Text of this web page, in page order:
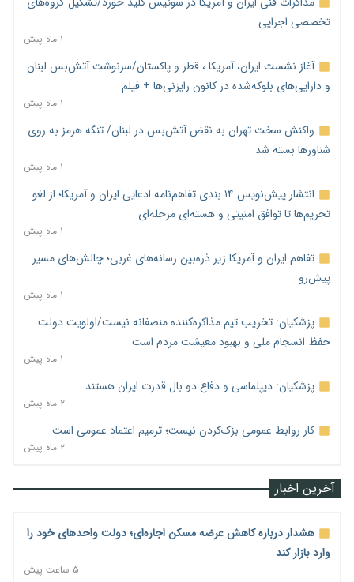
تخصصی اجرایی
۱ ماه پیش
آغاز نشست ایران، آمریکا ، قطر و پاکستان/سرنوشت آتش‌بس لبنان
و دارایی‌های بلوکه‌شده در کانون رایزنی‌ها + فیلم
۱ ماه پیش
واکنش سخت تهران به نقض آتش‌بس در لبنان/ تنگه هرمز به روی
شناورها بسته شد
۱ ماه پیش
انتشار پیش‌نویس ۱۴ بندی تفاهم‌نامه ادعایی ایران و آمریکا؛ از لغو
تحریم‌ها تا توافق امنیتی و هسته‌ای مرحله‌ای
۱ ماه پیش
تفاهم ایران و آمریکا زیر ذره‌بین رسانه‌های غربی؛ چالش‌های مسیر
پیش‌رو
۱ ماه پیش
پزشکیان: تخریب تیم مذاکره‌کننده منصفانه نیست/اولویت دولت
حفظ انسجام ملی و بهبود معیشت مردم است
۱ ماه پیش
پزشکیان: دیپلماسی و دفاع دو بال قدرت ایران هستند
۲ ماه پیش
کار روابط عمومی بزک‌کردن نیست؛ ترمیم اعتماد عمومی است
۲ ماه پیش
آخرین اخبار
هشدار درباره کاهش عرضه مسکن اجاره‌ای؛ دولت واحدهای خود را
وارد بازار کند
۵ ساعت پیش